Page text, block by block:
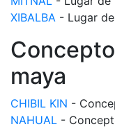
XIBALBA - Lugar
maya
CHIBIL KIN -
NAHUAL -